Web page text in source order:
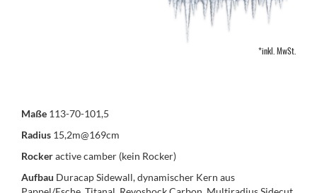
*inkl. MwSt.
Maße 113-70-101,5
Radius 15,2m@169cm
Rockeractive camber (kein Rocker)
Aufbau Duracap Sidewall, dynamischer Kern aus